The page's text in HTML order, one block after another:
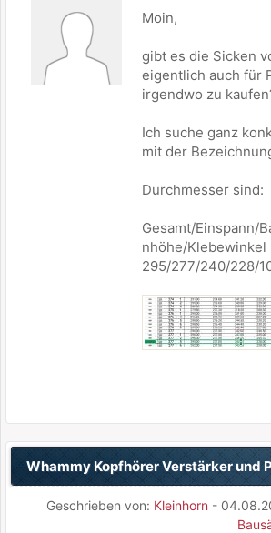
Moin,
gibt es die Sicken
eigentlich auch für
irgendwo zu
Ich suche ganz
mit der
Durchmesser sind:
Gesamt/Einspann/
nhöhe/Klebewinkel
295/277/240/228/
Whammy Kopfhörer Verstärker und
Geschrieben von: Kleinhorn -